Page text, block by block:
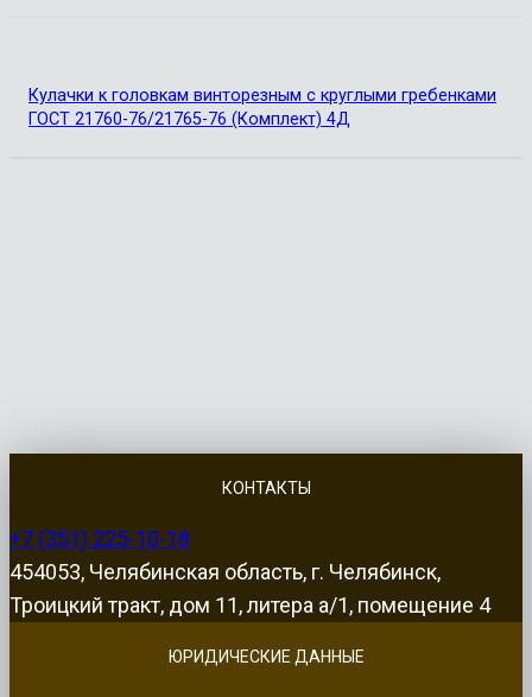
Кулачки к головкам винторезным с круглыми гребенками
ГОСТ 21760-76/21765-76 (Комплект) 4Д
КОНТАКТЫ
+7 (351) 225-10-18
454053, Челябинская область, г. Челябинск,
Троицкий тракт, дом 11, литера а/1, помещение 4
ЮРИДИЧЕСКИЕ ДАННЫЕ